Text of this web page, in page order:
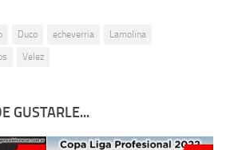
Duco echeverria
Lamolina
Velez
GUSTARLE...